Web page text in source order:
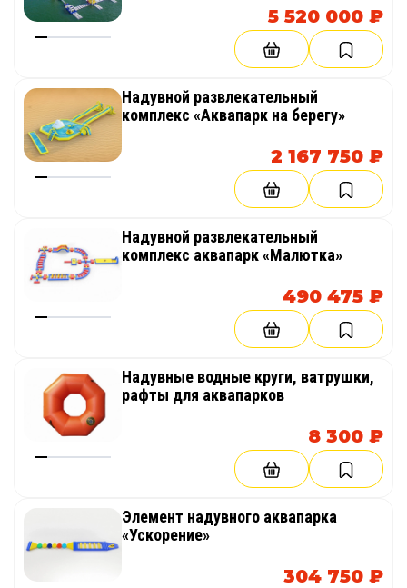
5 520 000 ₽
Надувной развлекательный
комплекс «Аквапарк на берегу»
2 167 750 ₽
Надувной развлекательный
комплекс аквапарк «Малютка»
490 475 ₽
Надувные водные круги, ватрушки,
рафты для аквапарков
8 300 ₽
Элемент надувного аквапарка
«Ускорение»
304 750 ₽